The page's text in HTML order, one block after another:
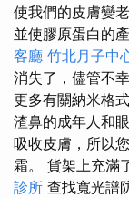
使我們的皮膚變
並使膠原蛋白的
客廳 竹北月子中
消失了，儘管不
更多有關納米格
渣鼻的成年人和
吸收皮膚，所以
霜。 貨架上充滿
診所 查找寬光譜